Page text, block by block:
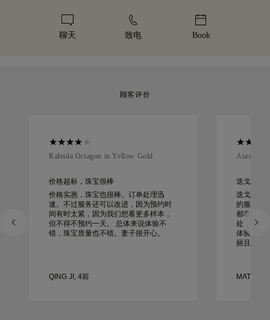
内退货或换货。
盒中，精美包装，静候重要时刻。
聊天 致电 Book
顾客评价
Kaleida Octagon in Yellow Gold
价格超标，珠宝很棒
价格实惠，珠宝也很棒。订单处理迅
速。不过服务还可以改进，因为预约时
间有时太紧，因为我们想看更多样本，
但不得不预约一天。 总体来说体验不
错，珠宝质量也不错。妻子很开心。
QING JI, 4前
Aurelle in
迭戈工作
迭戈为我
的服务、
都非同寻
处，一切
体验非常
丽且制作